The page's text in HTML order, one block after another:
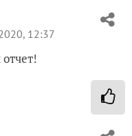
12:37